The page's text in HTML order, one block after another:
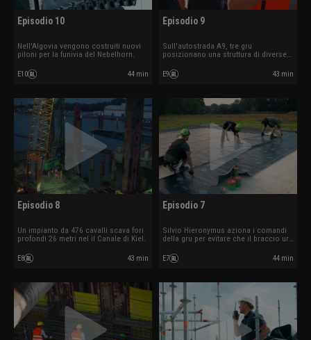
Episodio 10
Nell'Algovia vengono costruiti nuovi
piloni per la funivia del Nebelhorn.
E10 44 min
Episodio 9
Sull'autostrada A9, tre gru
posizionano una struttura di diverse
E9 43 min
Episodio 8
Un impianto da 476 cavalli scava fori
profondi 26 metri nel il Canale di Kiel.
E8 43 min
Episodio 7
Silvio Hieronymus aziona i comandi
della gru per evitare che il braccio urti
Vitalis Lange sta montando una casa
prefabbricata nel Münsterland.
realizzando un canale di riflusso.
E7 44 min